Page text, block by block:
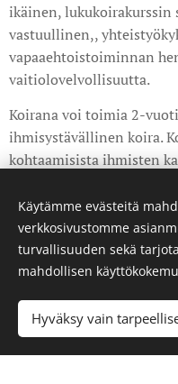
ikäinen,
vastuullinen,,
vapaaehtoistoiminnan
vaitiolovelvollisuutta.
Koirana voi toimia 2-
ihmisystävällinen koira.
kohtaamisista ihmisten
© 2023 Haminan
Luotu
Luo kotisivut
Käytämme evästeitä
verkkosivustomme
turvallisuuden sekä
mahdollisen
Hyväksy vain